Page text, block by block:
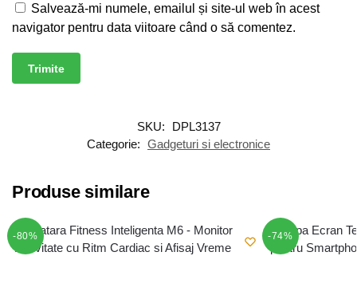
Salvează-mi numele, emailul și site-ul web în acest
navigator pentru data viitoare când o să comentez.
SKU:
DPL3137
Categorie: Gadgeturi si electronice
Produse similare
-80% -74%